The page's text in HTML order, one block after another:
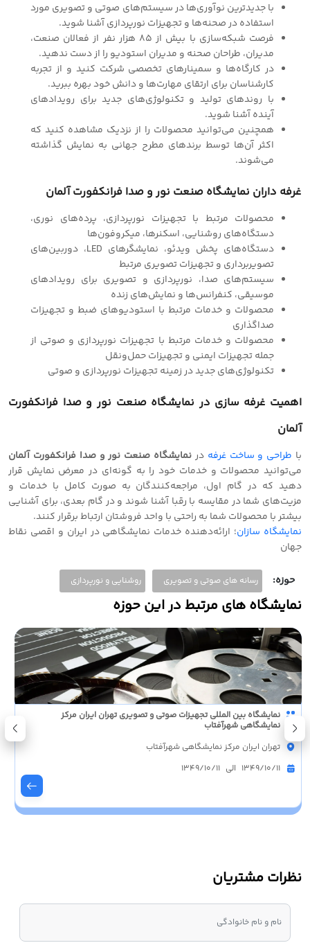
با جدیدترین نوآوری‌ها در سیستم‌های صوتی و تصویری مورد
استفاده در صحنه‌ها و تجهیزات نورپردازی آشنا شوید.
فرصت شبکه‌سازی با بیش از 85 هزار نفر از فعالان صنعت،
مدیران، طراحان صحنه و مدیران استودیو را از دست ندهید.
در کارگاه‌ها و سمینارهای تخصصی شرکت کنید و از تجربه
کارشناسان برای ارتقای مهارت‌ها و دانش خود بهره ببرید.
با روندهای تولید و تکنولوژی‌های جدید برای رویدادهای
آینده آشنا شوید.
همچنین می‌توانید محصولات را از نزدیک مشاهده کنید که
اکثر آن‌ها توسط برندهای مطرح جهانی به نمایش گذاشته
می‌شوند.
غرفه داران نمایشگاه صنعت نور و صدا فرانکفورت آلمان
محصولات مرتبط با تجهیزات نورپردازی، پرده‌های نوری،
دستگاه‌های روشنایی، اسکنرها، میکروفون‌ها
دستگاه‌های پخش ویدئو، نمایشگرهای LED، دوربین‌های
تصویربرداری و تجهیزات تصویری مرتبط
سیستم‌های صدا، نورپردازی و تصویری برای رویدادهای
موسیقی، کنفرانس‌ها و نمایش‌های زنده
محصولات و خدمات مرتبط با استودیوهای ضبط و تجهیزات
صداگذاری
محصولات و خدمات مرتبط با تجهیزات نورپردازی و صوتی از
جمله تجهیزات ایمنی و تجهیزات حمل‌ونقل
تکنولوژی‌های جدید در زمینه تجهیزات نورپردازی و صوتی
اهمیت غرفه سازی در نمایشگاه صنعت نور و صدا فرانکفورت
آلمان
با طراحی و‌ ساخت غرفه در نمایشگاه صنعت نور و صدا فرانکفورت آلمان
می‌توانید محصولات و خدمات خود را به گونه‌ای در معرض نمایش قرار
دهید که در گام اول، مراجعه‌کنندگان به صورت کامل با خدمات و
مزیت‌های شما در مقایسه با رقبا آشنا شوند و در گام بعدی، برای آشنایی
بیشتر با محصولات شما به راحتی با واحد فروشتان ارتباط برقرار کنند.
نمایشگاه سازان؛ ارائه‌دهنده خدمات نمایشگاهی در ایران و‌ اقصی نقاط
جهان
حوزه: رسانه های صوتی و تصویری روشنایی و نورپردازی
نمایشگاه های مرتبط در این حوزه
نمایشگاه بین المللی تجهیزات صوتی و تصویری تهران ایران مرکز
نمایشگاهی شهرآفتاب
تهران ایران مرکز نمایشگاهی شهرآفتاب
1349/10/11 الی 1349/10/11
نظرات مشتریان